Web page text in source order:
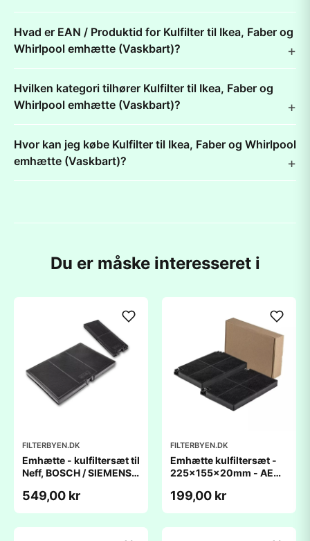
Hvad er EAN / Produktid for Kulfilter til Ikea, Faber og
Whirlpool emhætte (Vaskbart)?
Hvilken kategori tilhører Kulfilter til Ikea, Faber og
Whirlpool emhætte (Vaskbart)?
Hvor kan jeg købe Kulfilter til Ikea, Faber og Whirlpool
emhætte (Vaskbart)?
Du er måske interesseret i
FILTERBYEN.DK
Emhætte - kulfiltersæt til
Neff, BOSCH / SIEMENS
L259xD90xH23mm
549,00 kr
FILTERBYEN.DK
Emhætte kulfiltersæt -
225x155x20mm - AEG /
199,00 kr